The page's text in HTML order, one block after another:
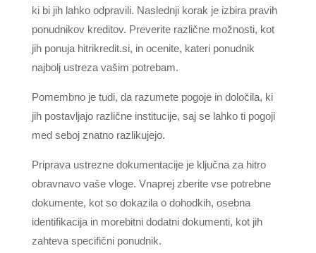
ki bi jih lahko odpravili. Naslednji korak je izbira pravih
ponudnikov kreditov. Preverite različne možnosti, kot
jih ponuja hitrikredit.si, in ocenite, kateri ponudnik
najbolj ustreza vašim potrebam.
Pomembno je tudi, da razumete pogoje in določila, ki
jih postavljajo različne institucije, saj se lahko ti pogoji
med seboj znatno razlikujejo.
Priprava ustrezne dokumentacije je ključna za hitro
obravnavo vaše vloge. Vnaprej zberite vse potrebne
dokumente, kot so dokazila o dohodkih, osebna
identifikacija in morebitni dodatni dokumenti, kot jih
zahteva specifični ponudnik.